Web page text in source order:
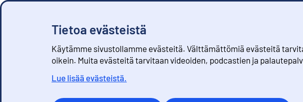
Tietoa evästeistä
Käytämme sivustollamme evästeitä. Välttämättömiä evästeitä
oikein. Muita evästeitä tarvitaan videoiden, podcastien ja
Lue lisää evästeistä.